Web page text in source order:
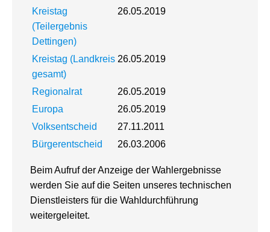
Kreistag
(Teilergebnis
Dettingen)
26.05.2019
Kreistag (Landkreis
gesamt)
26.05.2019
Regionalrat
26.05.2019
Europa
26.05.2019
Volksentscheid
27.11.2011
Bürgerentscheid
26.03.2006
Beim Aufruf der Anzeige der Wahlergebnisse
werden Sie auf die Seiten unseres technischen
Dienstleisters für die Wahldurchführung
weitergeleitet.